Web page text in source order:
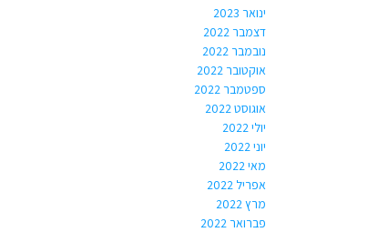
ינואר 2023
דצמבר 2022
נובמבר 2022
אוקטובר 2022
ספטמבר 2022
אוגוסט 2022
יולי 2022
יוני 2022
מאי 2022
אפריל 2022
מרץ 2022
פברואר 2022